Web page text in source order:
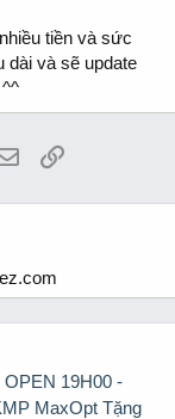
tiền và sức
dài và sẽ update
EmailLink
19H00 -
MaxOpt Tặng